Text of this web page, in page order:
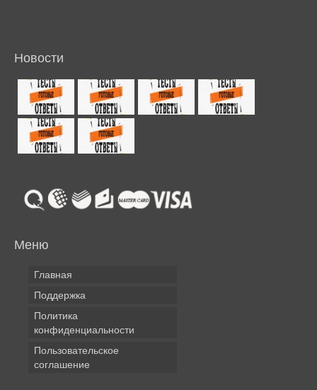
Новости
Меню
Главная
Поддержка
Политика
конфиденциальности
Пользовательское
соглашение